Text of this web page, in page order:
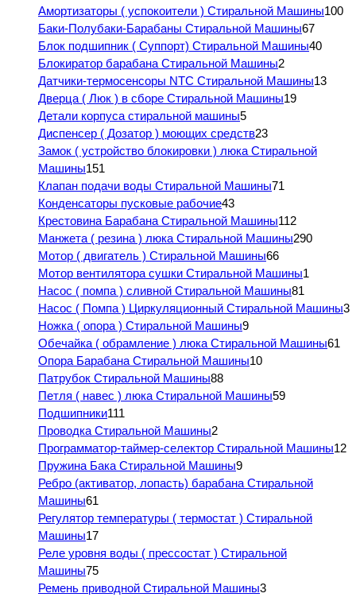
Амортизаторы ( успокоители ) Стиральной Машины100
Баки-Полубаки-Барабаны Стиральной Машины67
Блок подшипник ( Суппорт) Стиральной Машины40
Блокиратор барабана Стиральной Машины2
Датчики-термосенсоры NTC Стиральной Машины13
Дверца ( Люк ) в сборе Стиральной Машины19
Детали корпуса стиральной машины5
Диспенсер ( Дозатор ) моющих средств23
Замок ( устройство блокировки ) люка Стиральной
Машины151
Клапан подачи воды Стиральной Машины71
Конденсаторы пусковые рабочие43
Крестовина Барабана Стиральной Машины112
Манжета ( резина ) люка Стиральной Машины290
Мотор ( двигатель ) Стиральной Машины66
Мотор вентилятора сушки Стиральной Машины1
Насос ( помпа ) сливной Стиральной Машины81
Насос ( Помпа ) Циркуляционный Стиральной Машины3
Ножка ( опора ) Стиральной Машины9
Обечайка ( обрамление ) люка Стиральной Машины61
Опора Барабана Стиральной Машины10
Патрубок Стиральной Машины88
Петля ( навес ) люка Стиральной Машины59
Подшипники111
Проводка Стиральной Машины2
Программатор-таймер-селектор Стиральной Машины12
Пружина Бака Стиральной Машины9
Ребро (активатор, лопасть) барабана Стиральной
Машины61
Регулятор температуры ( термостат ) Стиральной
Машины17
Реле уровня воды ( прессостат ) Стиральной
Машины75
Ремень приводной Стиральной Машины3